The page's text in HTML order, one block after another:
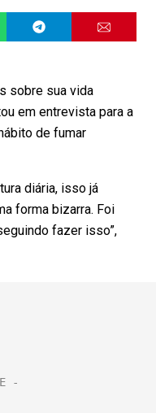
sobre sua vida
em entrevista para a
de fumar
diária, isso já
forma bizarra. Foi
fazer isso”,